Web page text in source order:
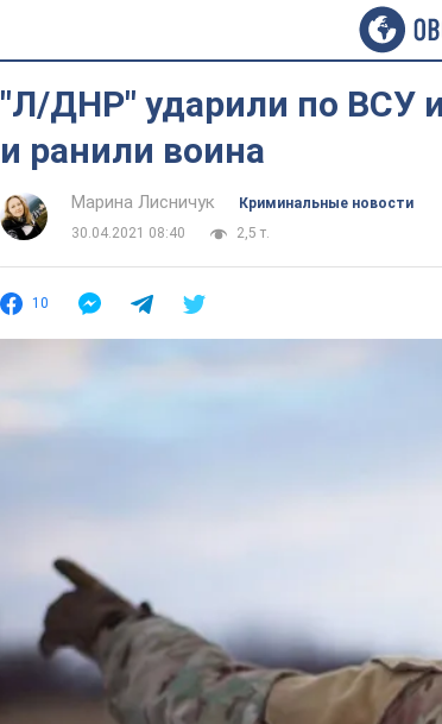
"Л/ДНР" ударили по ВСУ
и ранили воина
Марина Лисничук
Криминальные новости
30.04.2021 08:40
2,5 т.
10